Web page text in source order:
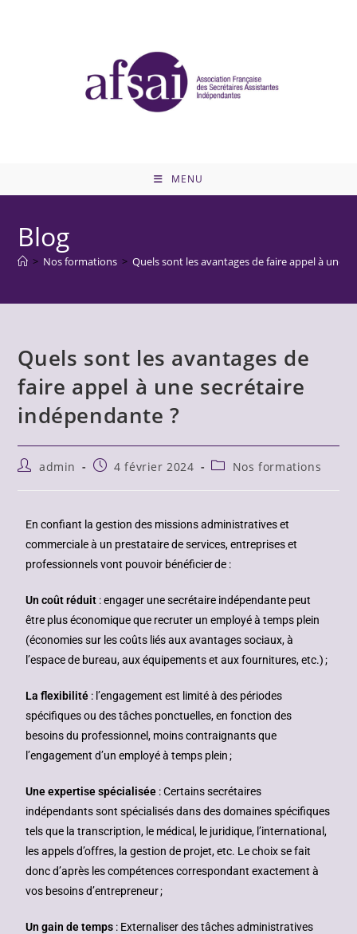
MENU
Blog
> Nos formations > Quels sont les avantages de faire appel à une
Quels sont les avantages de
faire appel à une secrétaire
indépendante ?
admin 4 février 2024 Nos formations
En confiant la gestion des missions administratives et
commerciale à un prestataire de services, entreprises et
professionnels vont pouvoir bénéficier de :
Un coût réduit : engager une secrétaire indépendante peut
être plus économique que recruter un employé à temps plein
(économies sur les coûts liés aux avantages sociaux, à
l’espace de bureau, aux équipements et aux fournitures, etc.) ;
La flexibilité : l’engagement est limité à des périodes
spécifiques ou des tâches ponctuelles, en fonction des
besoins du professionnel, moins contraignants que
l’engagement d’un employé à temps plein ;
Une expertise spécialisée : Certains secrétaires
indépendants sont spécialisés dans des domaines spécifiques
tels que la transcription, le médical, le juridique, l’international,
les appels d’offres, la gestion de projet, etc. Le choix se fait
donc d’après les compétences correspondant exactement à
vos besoins d’entrepreneur ;
Un gain de temps : Externaliser des tâches administratives